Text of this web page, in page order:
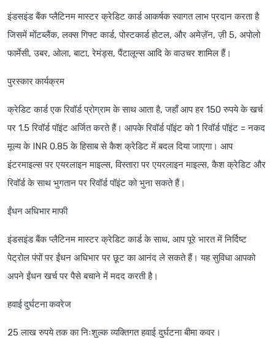
इंडसइंड बैंक प्लैटिनम मास्टर क्रेडिट कार्ड आकर्षक स्वागत लाभ प्रदान करता है
जिसमें मोंटब्लैंक, लक्स गिफ्ट कार्ड, पोस्टकार्ड होटल, और अमेज़ॅन, ज़ी 5, अपोलो
फार्मेसी, उबर, ओला, बाटा, रेमंड्स, पैंटालून्स आदि के वाउचर शामिल हैं।
पुरस्कार कार्यक्रम
क्रेडिट कार्ड एक रिवॉर्ड प्रोग्राम के साथ आता है, जहाँ आप हर 150 रुपये के खर्च
पर 1.5 रिवॉर्ड पॉइंट अर्जित करते हैं। आपके रिवॉर्ड पॉइंट को 1 रिवॉर्ड पॉइंट = नकद
मूल्य के INR 0.85 के हिसाब से कैश क्रेडिट में बदल दिया जाएगा। आप
इंटरमाइल्स पर एयरलाइन माइल्स, विस्तारा पर एयरलाइन माइल्स, कैश क्रेडिट और
रिवॉर्ड के साथ भुगतान पर रिवॉर्ड पॉइंट को भुना सकते हैं।
ईंधन अधिभार माफी
इंडसइंड बैंक प्लैटिनम मास्टर क्रेडिट कार्ड के साथ, आप पूरे भारत में निर्दिष्ट
पेट्रोल पंपों पर ईंधन अधिभार पर छूट का आनंद ले सकते हैं। यह सुविधा आपको
अपने ईंधन खर्च पर पैसे बचाने में मदद करती है।
हवाई दुर्घटना कवरेज
25 लाख रुपये तक का निःशुल्क व्यक्तिगत हवाई दुर्घटना बीमा कवर।